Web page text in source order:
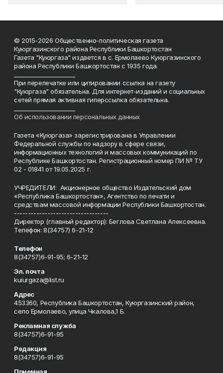
© 2015-2026 Общественно-политическая газета
Куюргазинского района Республики Башкортостан
Газета "Куюргаза" издается в с. Ермолаево Куюргазинского
района Республики Башкортостан с 1935 года.
При перепечатке или цитировании ссылка на газету
"Куюргаза" обязательна. Для интернет-изданий и социальных
сетей прямая активная гиперссылка обязательна.
Об использовании персональных данных
Газета «Куюргаза» зарегистрирована в Управлении
Федеральной службы по надзору в сфере связи,
информационных технологий и массовых коммуникаций по
Республике Башкортостан. Регистрационный номер ПИ № ТУ
02 - 01841 от 19.05.2025 г.
УЧРЕДИТЕЛИ: Акционерное общество Издательский дом
«Республика Башкортостан», Агентство по печати и
средствам массовой информации Республики Башкортостан.
----------------------------------
Директор (главный редактор): Беглова Светлана Алексеевна.
Телефон: 8(34757) 6-21-12
Телефон
8(34757)6-91-95; 6-21-12
Эл. почта
kuiurgaza@list.ru
Адрес
453360, Республика Башкортостан, Куюргазинский район,
село Ермолаево, улица Чкалова,1 Б.
Рекламная служба
8(34757)6-91-95
Редакция
8(34757)6-91-95